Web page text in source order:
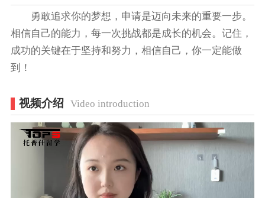
勇敢追求你的梦想，申请是迈向未来的重要一步。
相信自己的能力，每一次挑战都是成长的机会。记住，
成功的关键在于坚持和努力，相信自己，你一定能做
到！
视频介绍 Video introduction